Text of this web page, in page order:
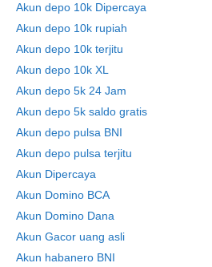
Akun depo 10k Dipercaya
Akun depo 10k rupiah
Akun depo 10k terjitu
Akun depo 10k XL
Akun depo 5k 24 Jam
Akun depo 5k saldo gratis
Akun depo pulsa BNI
Akun depo pulsa terjitu
Akun Dipercaya
Akun Domino BCA
Akun Domino Dana
Akun Gacor uang asli
Akun habanero BNI